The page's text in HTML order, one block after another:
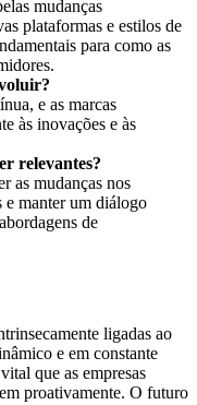
mudanças
plataformas e estilos de
para como as
e as marcas
às inovações e às
relevantes?
as mudanças nos
e manter um diálogo
de
ligadas ao
e em constante
que as empresas
proativamente. O futuro